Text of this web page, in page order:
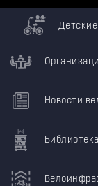
Новости